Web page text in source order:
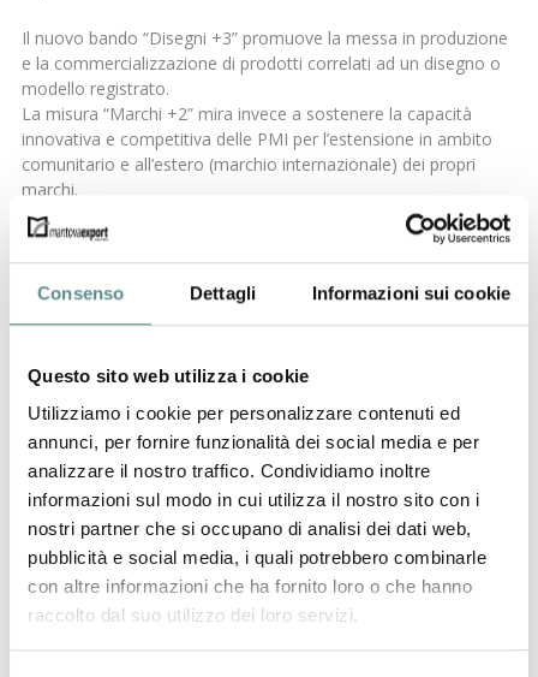
Consenso Dettagli Informazioni sui cookie
Questo sito web utilizza i cookie
Utilizziamo i cookie per personalizzare contenuti ed
annunci, per fornire funzionalità dei social media e per
analizzare il nostro traffico. Condividiamo inoltre
informazioni sul modo in cui utilizza il nostro sito con i
nostri partner che si occupano di analisi dei dati web,
pubblicità e social media, i quali potrebbero combinarle
con altre informazioni che ha fornito loro o che hanno
raccolto dal suo utilizzo dei loro servizi.
Il nuovo bando “Disegni +3” promuove la messa in produzione
e la commercializzazione di prodotti correlati ad un disegno o
modello registrato.
La misura “Marchi +2” mira invece a sostenere la capacità
innovativa e competitiva delle PMI per l’estensione in ambito
comunitario e all’estero (marchio internazionale) dei propri
marchi.
Circa il bando “Disegni +3” sarà possibile presentare le
domande a decorrere dal 2 marzo 2016 mentre per il bando
“Marchi +2” a partire dal 1° febbraio 2016.
sostenute pari almeno all’80%.
Mantova Export, tramite lo Studio Scaglietti, può fornire
consulenza sia per le attività relative al deposito di marchi e
disegni, sia per l’assistenza e inoltro delle richieste di
finanziamento.
precedente:intrastat - 2016
successivo:seminario sul mercato del private label in russia
news